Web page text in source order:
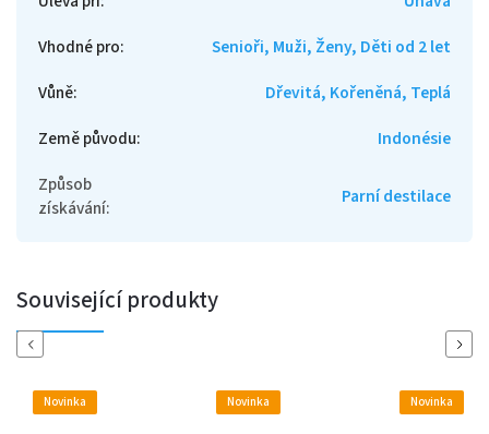
Vhodné pro:
Senioři, Muži, Ženy, Děti od 2 let
Vůně:
Dřevitá, Kořeněná, Teplá
Země původu:
Indonésie
Způsob
získávání: Parní destilace
Související produkty
Previous
Novinka Novinka Novinka
Next